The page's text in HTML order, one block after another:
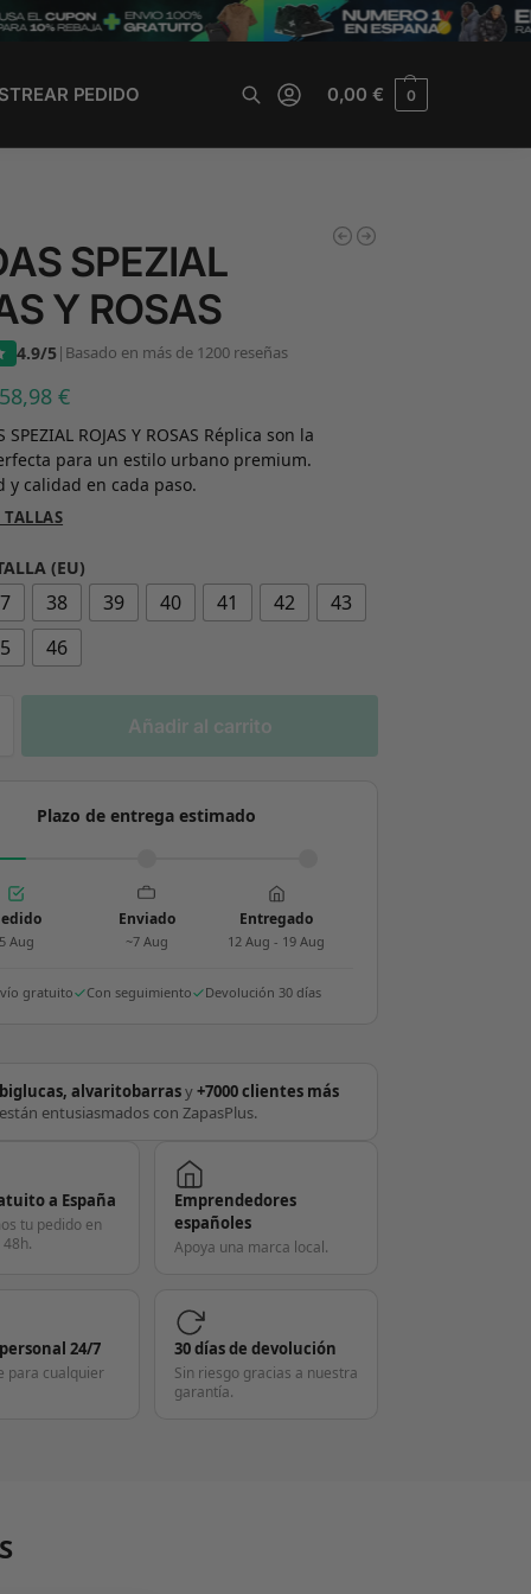
PEDIDO 0,00€ 0
SPEZIAL
Y ROSAS
4.9/5| Basado en más de 1200 reseñas
58,98€
SPEZIAL ROJAS Y ROSAS Réplica son la
para un estilo urbano premium.
y calidad en cada paso.
(EU)
38 39 40 41 42
43
46
Añadir al carrito
Plazo de entrega estimado
Aug
Enviado
~7 Aug
Entregado
12 Aug - 19 Aug
gratuito Con seguimiento Devolución 30 días
biglucas, alvaritobarrasy+7000 clientes más
están entusiasmados con ZapasPlus.
a España
tu pedido en
Emprendedores
españoles
Apoya una marca local.
24/7
para cualquier
30 días de devolución
Sin riesgo gracias a nuestra
garantía.